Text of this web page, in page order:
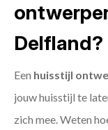
Delfland?
Een huisstijl
jouw huisstijl te
zich mee. Weten